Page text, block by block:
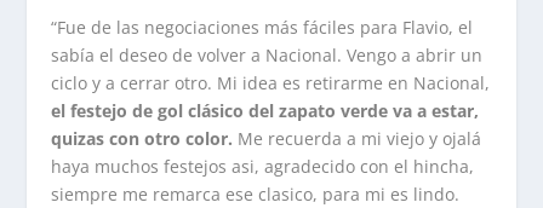
“Fue de las negociaciones más fáciles para Flavio, el
sabía el deseo de volver a Nacional. Vengo a abrir un
ciclo y a cerrar otro. Mi idea es retirarme en Nacional,
el festejo de gol clásico del zapato verde va a estar,
quizas con otro color. Me recuerda a mi viejo y ojalá
haya muchos festejos asi, agradecido con el hincha,
siempre me remarca ese clasico, para mi es lindo.